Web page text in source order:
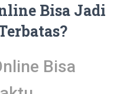
Bisa Jadi
Bisa